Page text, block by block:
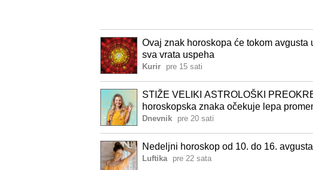
Ovaj znak horoskopa će tokom
sva vrata uspeha
Kurir pre 15 sati
STIŽE VELIKI ASTROLOŠKI
horoskopska znaka očekuje lepa
Dnevnik pre 20 sati
Nedeljni horoskop od 10. do 16.
Luftika pre 22 sata